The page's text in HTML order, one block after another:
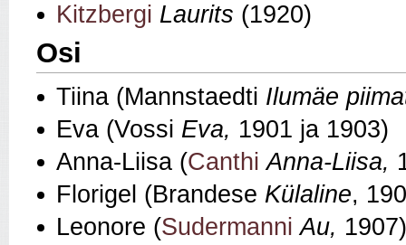
Kitzbergi Laurits (1920)
Osi
Tiina (Mannstaedti Ilumäe
Eva (Vossi Eva, 1901 ja 1903)
Anna-Liisa (Canthi Anna-Liisa,
Florigel (Brandese Külaline,
Leonore (Sudermanni Au, 1907)